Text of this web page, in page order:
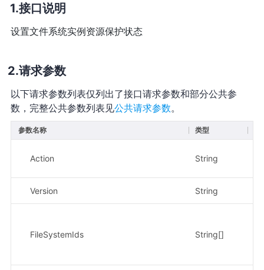
接口说明
设置文件系统实例资源保护状态
请求参数
以下请求参数列表仅列出了接口请求参数和部分公共参
数，完整公共参数列表见公共请求参数。
参数名称 类型
Action String
Version String
FileSystemIds String[]